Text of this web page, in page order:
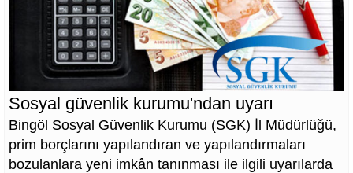
Sosyal güvenlik kurumu'ndan uyarı
Bingöl Sosyal Güvenlik Kurumu (SGK) İl Müdürlüğü,
prim borçlarını yapılandıran ve yapılandırmaları
bozulanlara yeni imkân tanınması ile ilgili uyarılarda